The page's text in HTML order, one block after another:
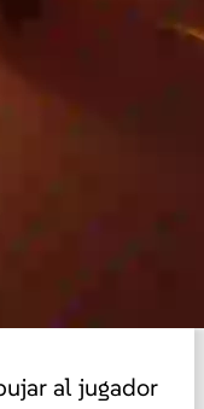
al jugador